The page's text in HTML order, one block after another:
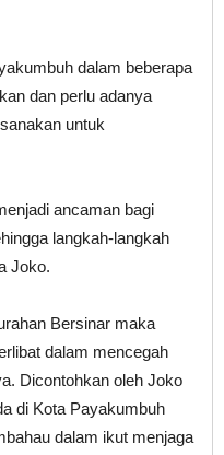
dalam beberapa
dan perlu adanya
untuk
ancaman bagi
langkah-langkah
Joko.
Bersinar maka
dalam mencegah
Dicontohkan oleh Joko
di Kota Payakumbuh
dalam ikut menjaga